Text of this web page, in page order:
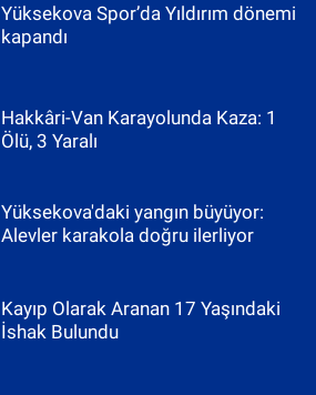
Yüksekova Spor’da Yıldırım dönemi
kapandı
Hakkâri-Van Karayolunda Kaza: 1
Ölü, 3 Yaralı
Yüksekova'daki yangın büyüyor:
Alevler karakola doğru ilerliyor
Kayıp Olarak Aranan 17 Yaşındaki
İshak Bulundu